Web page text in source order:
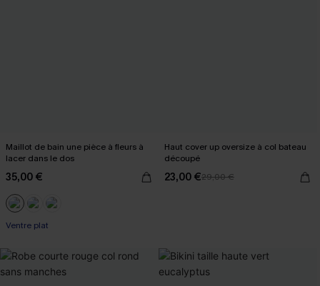
Maillot de bain une pièce à fleurs à
lacer dans le dos
35,00 €
Ventre plat
Haut cover up oversize à col bateau
découpé
23,00 €29,00 €